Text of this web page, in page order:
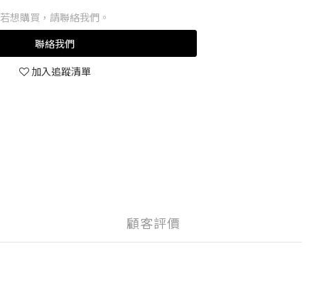
若想購買，請聯絡我們。
聯絡我們
加入追蹤清單
顧客評價